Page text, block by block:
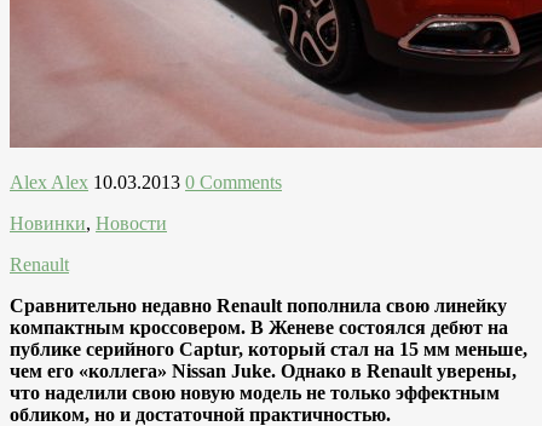
Alex Alex 10.03.2013 0 Comments
Новинки, Новости
Renault
Сравнительно недавно Renault пополнила свою линейку
компактным кроссовером. В Женеве состоялся дебют на
публике серийного Captur, который стал на 15 мм меньше,
чем его «коллега» Nissan Juke. Однако в Renault уверены,
что наделили свою новую модель не только эффектным
обликом, но и достаточной практичностью.